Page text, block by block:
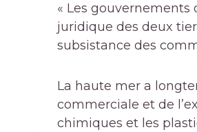
« Les
juridique des deux
subsistance des
La haute mer a
commerciale et de
chimiques et les